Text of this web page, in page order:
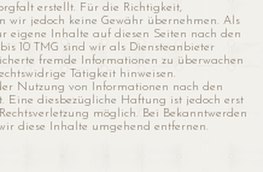
erstellt. Für die Richtigkeit,
jedoch keine Gewähr übernehmen. Als
eigene Inhalte auf diesen Seiten nach den
10 TMG sind wir als Diensteanbieter
fremde Informationen zu überwachen
Tätigkeit hinweisen.
Nutzung von Informationen nach den
Eine diesbezügliche Haftung ist jedoch erst
möglich. Bei Bekanntwerden
diese Inhalte umgehend entfernen.